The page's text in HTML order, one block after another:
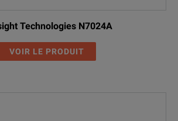
Technologies N7024A
VOIR LE PRODUIT